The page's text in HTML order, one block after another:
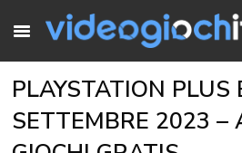
PLAYSTATION PLUS
SETTEMBRE 2023 –